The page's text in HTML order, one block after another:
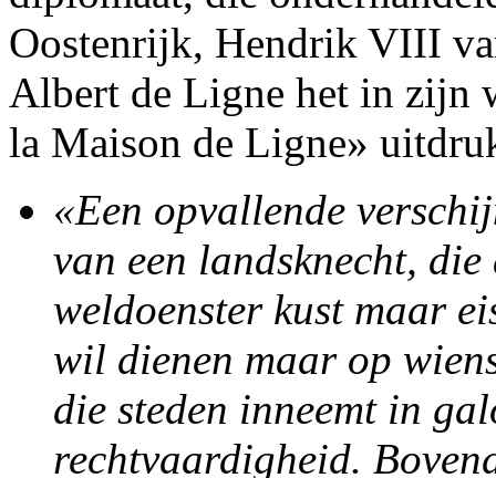
Oostenrijk, Hendrik VIII
Albert de Ligne het in zijn
la Maison de Ligne»
«Een opvallende
van een landsknecht,
weldoenster kust maar
wil dienen maar op
die steden inneemt in
rechtvaardigheid.